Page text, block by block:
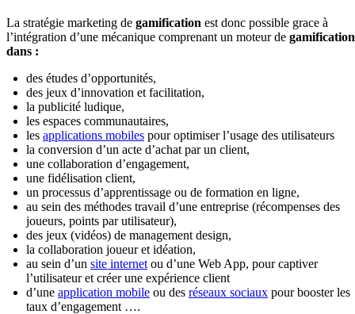
La stratégie marketing de gamification est donc possible grace à
l’intégration d’une mécanique comprenant un moteur de
dans :
des études d’opportunités,
des jeux d’innovation et facilitation,
la publicité ludique,
les espaces communautaires,
les applications mobiles pour optimiser l’usage des utilisateurs
la conversion d’un acte d’achat par un client,
une collaboration d’engagement,
une fidélisation client,
un processus d’apprentissage ou de formation en ligne,
au sein des méthodes travail d’une entreprise (récompenses des
joueurs, points par utilisateur),
des jeux (vidéos) de management design,
la collaboration joueur et idéation,
au sein d’un site internet ou d’une Web App, pour captiver
l’utilisateur et créer une expérience client
d’une application mobile ou des réseaux sociaux pour booster les
taux d’engagement ….